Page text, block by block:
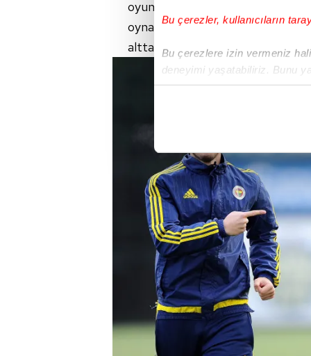
Bu çerezler, kullanıcıların
Bu çerezlere izin vermeniz
deneyimi yaşatabiliriz. Bunu
içerikleri sunabilmek adına
Sizlere daha iyi bir hizmet
çerezler vasıtasıyla çeşitli
amacıyla kullanılmaktadır.
reklam/pazarlama
Çerezlere ilişkin tercihlerinizi
butonuna tıklayabilir,Çerez
6698 sayılı Kişisel Verilerin
mevzuata uygun olarak
oyuncuların arasında, 'Buradan
oynamak lazım' zihniyeti vardı.
alttan oyuncu çıkarmanın misyon